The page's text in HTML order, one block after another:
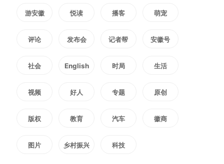
游安徽 悦读 播客 萌宠
评论 发布会 记者帮 安徽号
社会 English 时局 生活
视频 好人 专题 原创
版权 教育 汽车 徽商
图片 乡村振兴 科技